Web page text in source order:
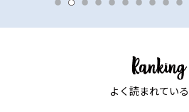
よく読まれてい